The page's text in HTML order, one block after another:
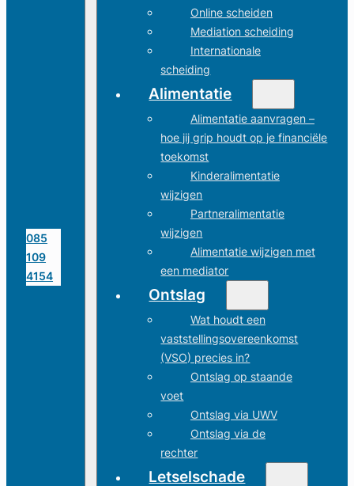
085
109
4154
Online scheiden
Mediation scheiding
Internationale
scheiding
Alimentatie
Alimentatie aanvragen –
hoe jij grip houdt op je financiële
toekomst
Kinderalimentatie
wijzigen
Partneralimentatie
wijzigen
Alimentatie wijzigen met
een mediator
Ontslag
Wat houdt een
vaststellingsovereenkomst
(VSO) precies in?
Ontslag op staande
voet
Ontslag via UWV
Ontslag via de
rechter
Letselschade